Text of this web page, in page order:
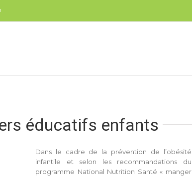
éducatifs enfants
Dans le cadre de la prévention de l’obésité
infantile et selon les recommandations du
programme National Nutrition Santé « manger